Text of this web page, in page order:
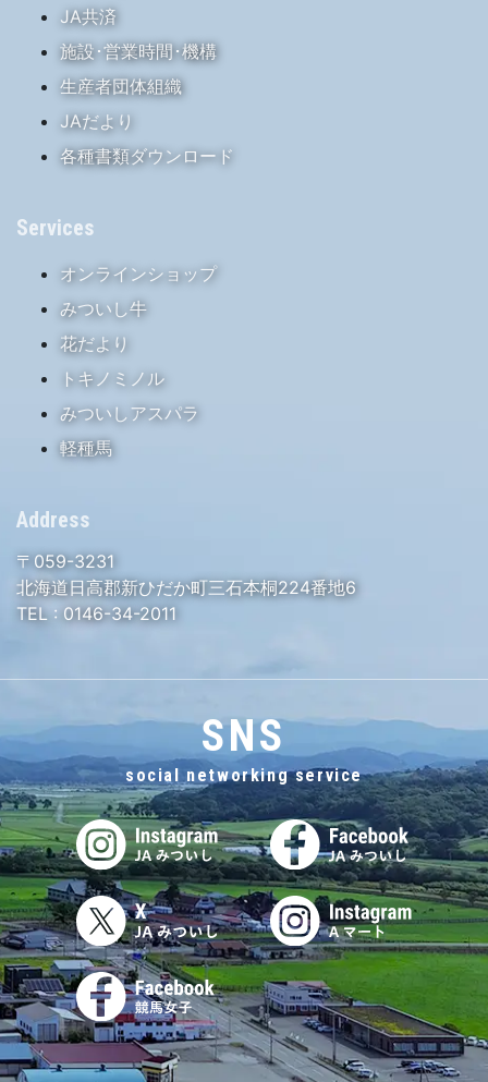
JA共済
施設･営業時間･機構
生産者団体組織
JAだより
各種書類ダウンロード
Services
オンラインショップ
みついし牛
花だより
トキノミノル
みついしアスパラ
軽種馬
Address
〒059-3231
北海道日高郡新ひだか町三石本桐224番地6
TEL : 0146-34-2011
SNS
social networking service